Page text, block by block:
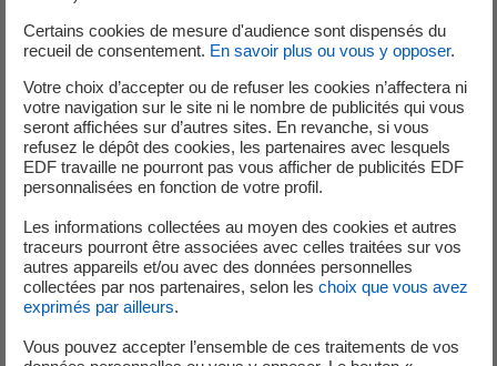
Vous participerez à un tour d'astreinte ce qui nécessite
d'être en mesure d'intervenir sur l'entreprise dans un
délai défini par le CNPE.
Votre autonomie, votre aptitude à organiser les activités
et à gérer les priorités, votre analyse des interventions,
vous permettent de résoudre les problèmes en vous
Certains cookies de mesure d'audience sont dispensés du
recueil de consentement. En savoir plus ou vous y opposer.
Votre choix d’accepter ou de refuser les cookies n’affectera ni
votre navigation sur le site ni le nombre de publicités qui vous
seront affichées sur d’autres sites. En revanche, si vous
refusez le dépôt des cookies, les partenaires avec lesquels
EDF travaille ne pourront pas vous afficher de publicités EDF
personnalisées en fonction de votre profil.
Les informations collectées au moyen des cookies et autres
traceurs pourront être associées avec celles traitées sur vos
autres appareils et/ou avec des données personnelles
collectées par nos partenaires, selon les choix que vous avez
exprimés par ailleurs.
Vous pouvez accepter l’ensemble de ces traitements de vos